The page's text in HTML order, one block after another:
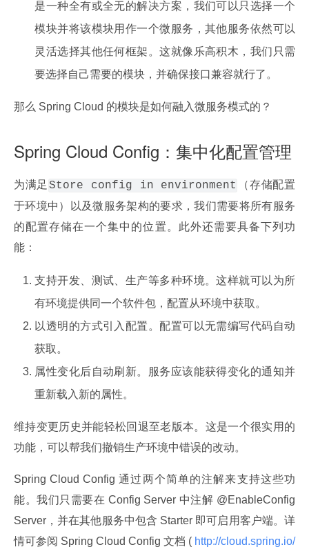
是一种全有或全无的解决方案，我们可以只选择一个
模块并将该模块用作一个微服务，其他服务依然可以
灵活选择其他任何框架。这就像乐高积木，我们只需
要选择自己需要的模块，并确保接口兼容就行了。
那么 Spring Cloud 的模块是如何融入微服务模式的？
Spring Cloud Config：集中化配置管理
为满足 Store config in environment
（存储配置
于环境中）以及微服务架构的要求，我们需要将所有服务
的配置存储在一个集中的位置。此外还需要具备下列功
能：
支持开发、测试、生产等多种环境。这样就可以为所
有环境提供同一个软件包，配置从环境中获取。
以透明的方式引入配置。配置可以无需编写代码自动
获取。
属性变化后自动刷新。服务应该能获得变化的通知并
重新载入新的属性。
维持变更历史并能轻松回退至老版本。这是一个很实用的
功能，可以帮我们撤销生产环境中错误的改动。
Spring Cloud Config 通过两个简单的注解来支持这些功
能。我们只需要在 Config Server 中注解 @EnableConfig
Server，并在其他服务中包含 Starter 即可启用客户端。详
情可参阅 Spring Cloud Config 文档 ( http://cloud.spring.io/